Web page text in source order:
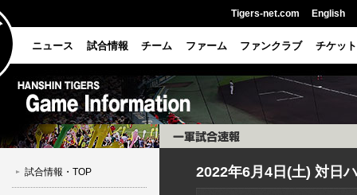
Tigers-net.com English
ニュース 試合情報 チーム ファーム ファンクラブ チケット
試合情報・TOP 2022年6月4日(土) 対日